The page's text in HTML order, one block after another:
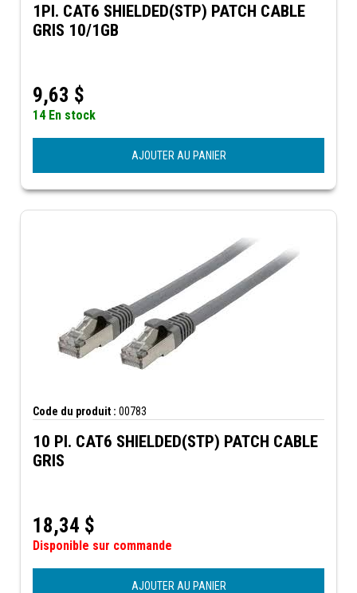
1PI. CAT6 SHIELDED(STP) PATCH CABLE
GRIS 10/1GB
9,63 $
14 En stock
AJOUTER AU PANIER
Code du produit : 00783
10 PI. CAT6 SHIELDED(STP) PATCH CABLE
GRIS
18,34 $
Disponible sur commande
AJOUTER AU PANIER